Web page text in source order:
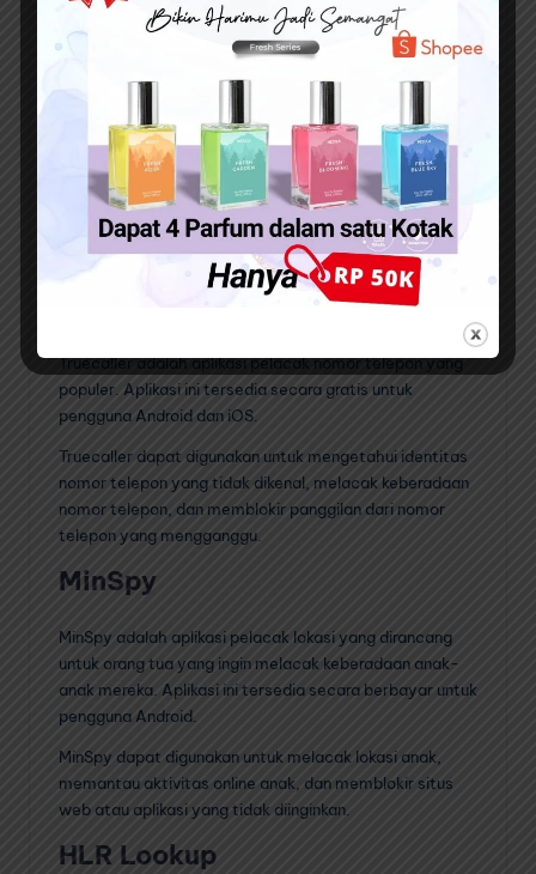
Google Find My Device
Google Find My Device adalah aplikasi pelacak lokasi
yang diluncurkan oleh Google. Aplikasi ini tersedia
secara gratis untuk pengguna Android dan iOS.
Google Find My Device dapat digunakan untuk melacak
nomor HP yang hilang atau dicuri, melacak keberadaan
anak atau anggota keluarga, dan melacak keberadaan
karyawan atau kurir.
Truecaller adalah aplikasi pelacak nomor telepon yang
populer. Aplikasi ini tersedia secara gratis untuk
pengguna Android dan iOS.
Truecaller dapat digunakan untuk mengetahui identitas
nomor telepon yang tidak dikenal, melacak keberadaan
nomor telepon, dan memblokir panggilan dari nomor
telepon yang mengganggu.
MinSpy
MinSpy adalah aplikasi pelacak lokasi yang dirancang
untuk orang tua yang ingin melacak keberadaan anak-
anak mereka. Aplikasi ini tersedia secara berbayar untuk
pengguna Android.
MinSpy dapat digunakan untuk melacak lokasi anak,
memantau aktivitas online anak, dan memblokir situs
web atau aplikasi yang tidak diinginkan.
HLR Lookup